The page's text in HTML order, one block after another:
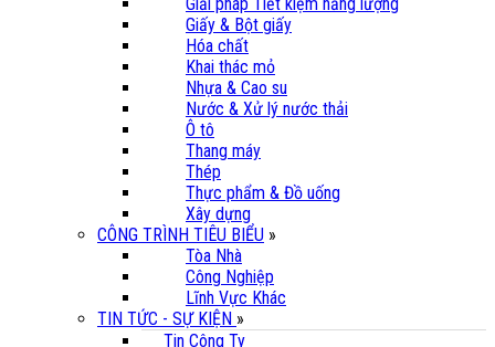
Giấy & Bột giấy
Hóa chất
Khai thác mỏ
Nhựa & Cao su
Nước & Xử lý nước thải
Ô tô
Thang máy
Thép
Thực phẩm & Đồ uống
Xây dựng
CÔNG TRÌNH TIÊU BIỂU »
Tòa Nhà
Công Nghiệp
Lĩnh Vực Khác
TIN TỨC - SỰ KIỆN »
Tin Công Ty